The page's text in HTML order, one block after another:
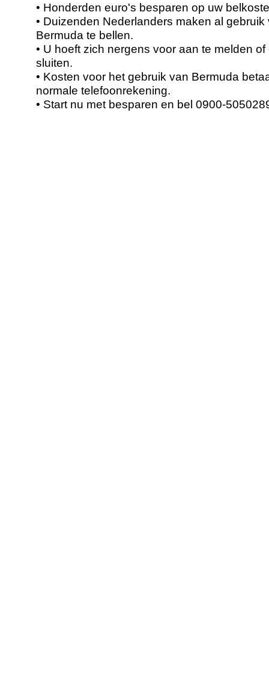
• Honderden euro's besparen op uw
• Duizenden Nederlanders maken al
Bermuda te bellen.
• U hoeft zich nergens voor aan te melden
sluiten.
• Kosten voor het gebruik van Bermuda
normale telefoonrekening.
• Start nu met besparen en bel 0900-